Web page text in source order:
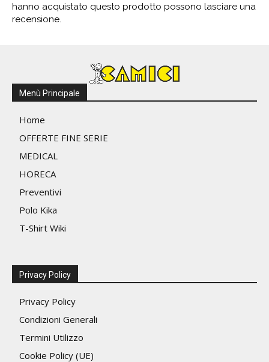
hanno acquistato questo prodotto possono lasciare una
recensione.
Menù Principale
Home
OFFERTE FINE SERIE
MEDICAL
HORECA
Preventivi
Polo Kika
T-Shirt Wiki
Privacy Policy
Privacy Policy
Condizioni Generali
Termini Utilizzo
Cookie Policy (UE)